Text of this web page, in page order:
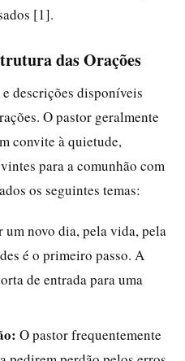
[1].
das Orações
descrições disponíveis
O pastor geralmente
convite à quietude,
para a comunhão com
os seguintes temas:
um novo dia, pela vida, pela
é o primeiro passo. A
de entrada para uma
O pastor frequentemente